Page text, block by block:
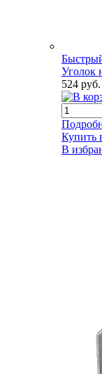
Уголок
524 руб.
Купить
В